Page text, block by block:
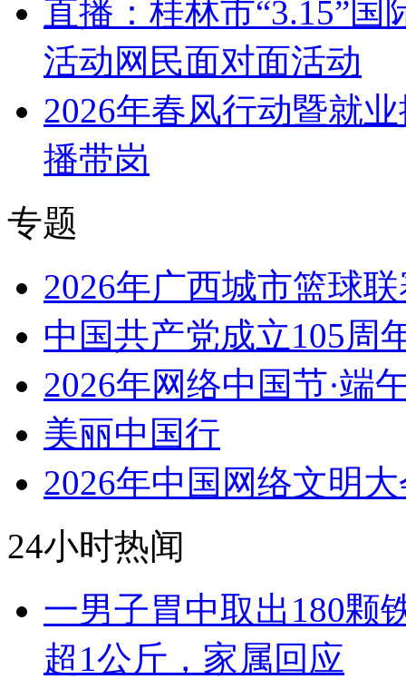
直播：桂林市“3.15”
活动网民面对面活动
2026年春风行动暨就
播带岗
专题
2026年广西城市篮球
中国共产党成立105周
2026年网络中国节·端
美丽中国行
2026年中国网络文明
24小时热闻
一男子胃中取出180颗
超1公斤，家属回应